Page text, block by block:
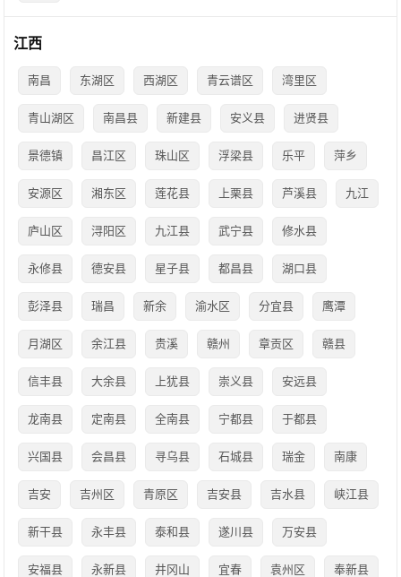
江西
南昌 东湖区 西湖区 青云谱区 湾里区
青山湖区 南昌县 新建县 安义县 进贤县
景德镇 昌江区 珠山区 浮梁县 乐平 萍乡
安源区 湘东区 莲花县 上栗县 芦溪县 九江
庐山区 浔阳区 九江县 武宁县 修水县
永修县 德安县 星子县 都昌县 湖口县
彭泽县 瑞昌 新余 渝水区 分宜县 鹰潭
月湖区 余江县 贵溪 赣州 章贡区 赣县
信丰县 大余县 上犹县 崇义县 安远县
龙南县 定南县 全南县 宁都县 于都县
兴国县 会昌县 寻乌县 石城县 瑞金 南康
吉安 吉州区 青原区 吉安县 吉水县 峡江县
新干县 永丰县 泰和县 遂川县 万安县
安福县 永新县 井冈山 宜春 袁州区 奉新县